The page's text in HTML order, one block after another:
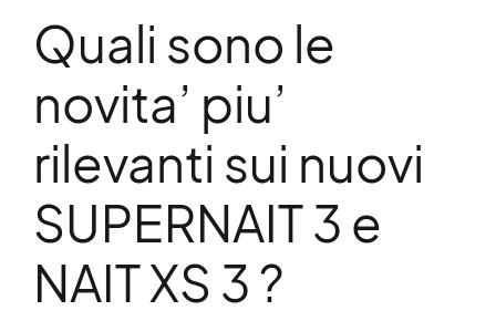
Quali sono le
novita’ piu’
rilevanti sui nuovi
SUPERNAIT 3 e
NAIT XS 3 ?